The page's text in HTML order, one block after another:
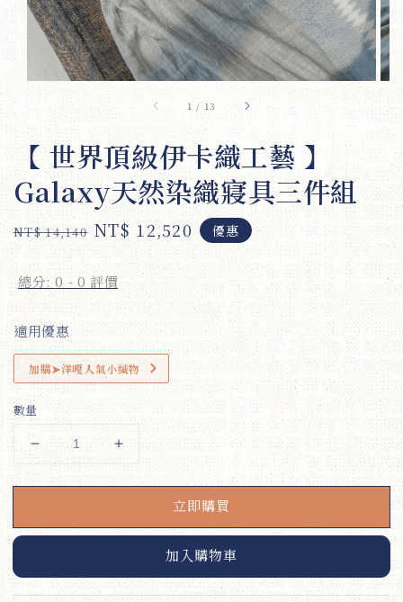
1 / 13
【 世界頂級伊卡織工藝 】
Galaxy天然染織寢具三件組
Regular
price
NT$ 14,140 Sale
price
NT$ 12,520 優惠
總分:0 - 0 評價
適用優惠
加購➤洋嘎人氣小織物
數量
立即購買
加入購物車